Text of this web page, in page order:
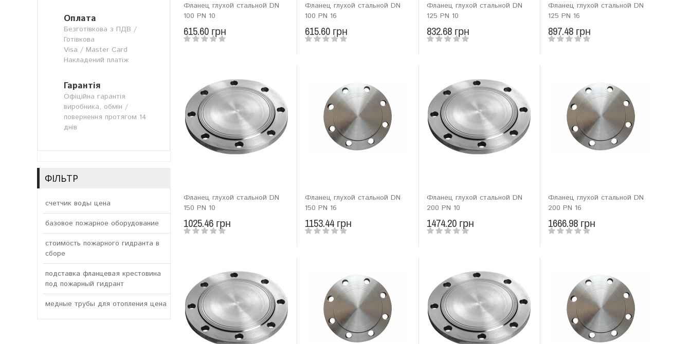
Оплата
Безготівкова з ПДВ /
Готівкова
Visa / Master Card
Накладений платіж
Гарантія
Офіційна гарантія
виробника, обмін /
повернення протягом 14
днів
ФІЛЬТР
счетчик воды цена
базовое пожарное оборудование
стоимость пожарного гидранта в
сборе
подставка фланцевая крестовина
под пожарный гидрант
медные трубы для отопления цена
Фланец глухой стальной DN
100 PN 10
615.60 грн
Фланец глухой стальной DN
100 PN 16
615.60 грн
Фланец глухой стальной DN
125 PN 10
832.68 грн
Фланец глухой стальной DN
125 PN 16
897.48 грн
Фланец глухой стальной DN
150 PN 10
1025.46 грн
Фланец глухой стальной DN
150 PN 16
1153.44 грн
Фланец глухой стальной DN
200 PN 10
1474.20 грн
Фланец глухой стальной DN
200 PN 16
1666.98 грн